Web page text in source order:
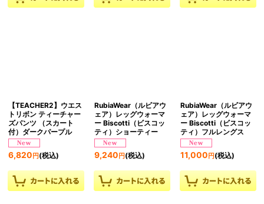
【TEACHER2】ウエス
トリボン ティーチャー
ズパンツ （スカート
付）ダークパープル
6,820 円 (税込)
RubiaWear（ルビアウ
ェア）レッグウォーマ
ー Biscotti（ビスコッ
ティ）ショーティー
9,240 円(税込)
RubiaWear（ルビアウ
ェア）レッグウォーマ
ー Biscotti（ビスコッ
ティ）フルレングス
11,000 円(税込)